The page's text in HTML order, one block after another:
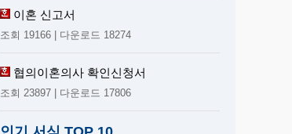
이혼 신고서
조회 19166 | 다운로드 18274
협의이혼의사 확인신청서
조회 23897 | 다운로드 17806